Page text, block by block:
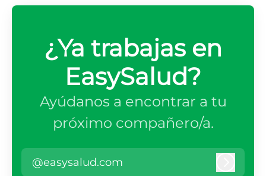
¿Ya trabajas en
EasySalud?
Ayúdanos a encontrar a tu
próximo compañero/a.
@easysalud.com